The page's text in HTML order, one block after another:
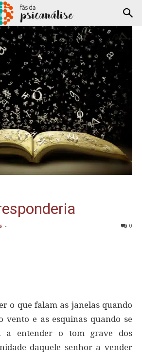
- 0
o que falam as janelas quando
vento e as esquinas quando se
a entender o tom grave dos
daquele senhor a vender